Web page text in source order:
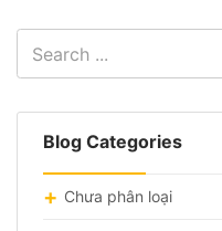
Blog Categories
Chưa phân loại